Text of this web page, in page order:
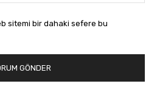
sitemi bir dahaki sefere bu